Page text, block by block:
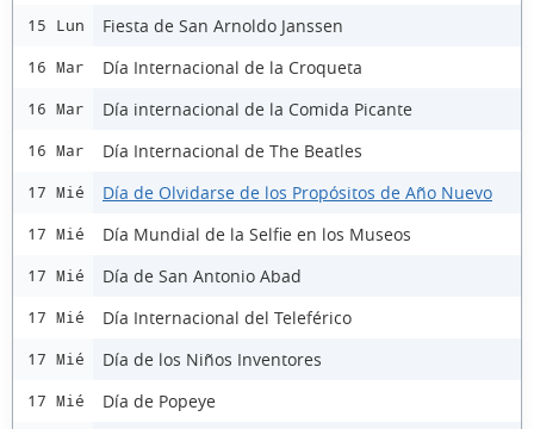
15 Lun Fiesta de San Arnoldo Janssen
16 Mar Día Internacional de la Croqueta
16 Mar Día internacional de la Comida Picante
16 Mar Día Internacional de The Beatles
17 Mié Día de Olvidarse de los Propósitos de Año Nuevo
17 Mié Día Mundial de la Selfie en los Museos
17 Mié Día de San Antonio Abad
17 Mié Día Internacional del Teleférico
17 Mié Día de los Niños Inventores
17 Mié Día de Popeye